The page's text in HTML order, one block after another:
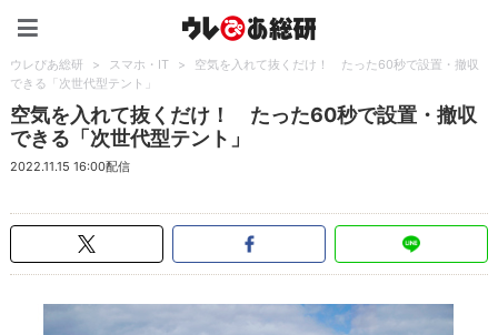
ウレぴあ総研 > スマホ・IT >
空気を入れて抜くだけ！ たった60秒で設置・撤収
できる「次世代型テント」
空気を入れて抜くだけ！ たった60秒で設置・撤収
できる「次世代型テント」
2022.11.15 16:00配信